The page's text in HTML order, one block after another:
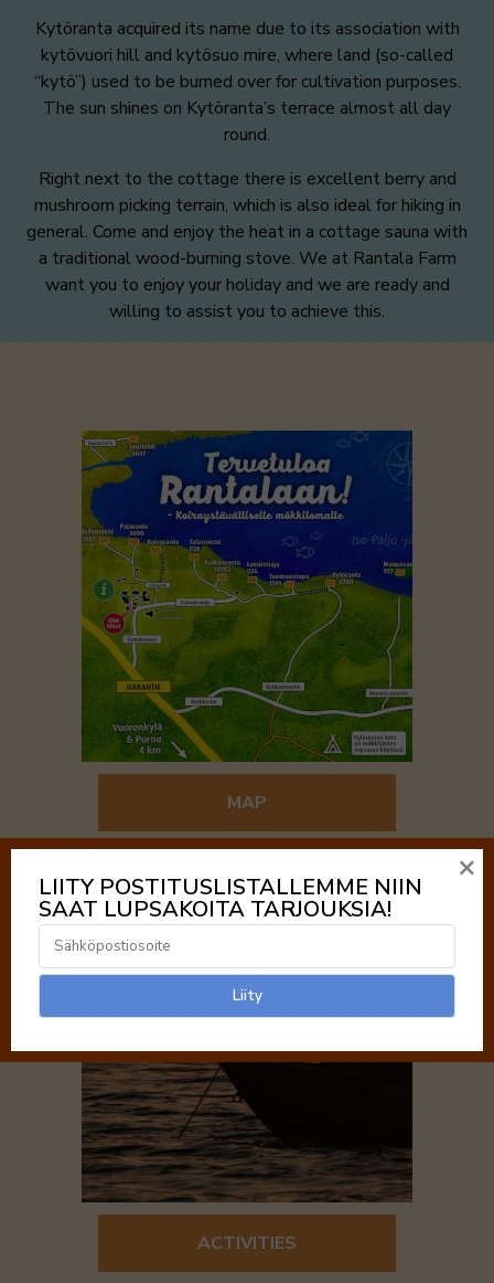
Kytöranta acquired its name due to its association with
kytövuori hill and kytösuo mire, where land (so-called
“kytö”) used to be burned over for cultivation purposes.
The sun shines on Kytöranta’s terrace almost all day
round.
Right next to the cottage there is excellent berry and
mushroom picking terrain, which is also ideal for hiking in
general. Come and enjoy the heat in a cottage sauna with
a traditional wood-burning stove. We at Rantala Farm
want you to enjoy your holiday and we are ready and
willing to assist you to achieve this.
MAP
ACTIVITIES
LIITY POSTITUSLISTALLEMME NIIN
SAAT LUPSAKOITA TARJOUKSIA!
×